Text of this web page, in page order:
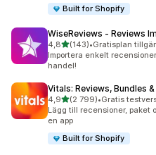
Built for Shopify
WiseReviews ‑ Reviews
4,8av 5 stjärnor
(143)
143 recensioner totalt
•Gratisplan
Importera enkelt
handel!
Vitals: Reviews, Bundles
4,9av 5 stjärnor
(2 799)
2799 recensioner totalt
•Gratis
Lägg till recensioner, paket
en app
Built for Shopify